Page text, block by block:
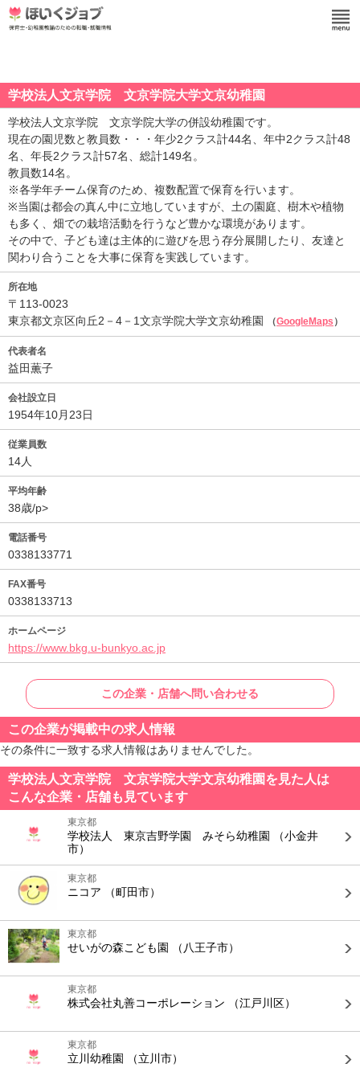
学校法人文京学院 文京学院大学文京幼稚園
学校法人文京学院 文京学院大学の併設幼稚園です。
現在の園児数と教員数・・・年少2クラス計44名、年中2クラス計48
名、年長2クラス計57名、総計149名。
教員数14名。
※各学年チーム保育のため、複数配置で保育を行います。
※当園は都会の真ん中に立地していますが、土の園庭、樹木や植物
も多く、畑での栽培活動を行うなど豊かな環境があります。
その中で、子ども達は主体的に遊びを思う存分展開したり、友達と
関わり合うことを大事に保育を実践しています。
所在地
〒113-0023
東京都文京区向丘2－4－1文京学院大学文京幼稚園
（GoogleMaps ）
代表者名
益田薫子
会社設立日
1954年10月23日
従業員数
14人
平均年齢
38歳/p>
電話番号
0338133771
FAX番号
0338133713
ホームページ
https://www.bkg.u-bunkyo.ac.jp
この企業・店舗へ問い合わせる
この企業が掲載中の求人情報
その条件に一致する求人情報はありませんでした。
学校法人文京学院 文京学院大学文京幼稚園を見た人は
こんな企業・店舗も見ています
東京都
学校法人 東京吉野学園 みそら幼稚園
（小金井
市）
東京都
ニコア （町田市）
東京都
せいがの森こども園 （八王子市）
東京都
株式会社丸善コーポレーション （江戸川区）
東京都
立川幼稚園 （立川市）